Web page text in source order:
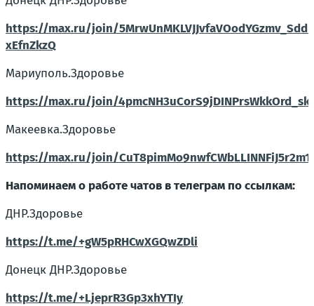
https://max.ru/join/
xEfnZkzQ
Мариуполь.Здоровье
https://max.ru/join/
Макеевка.Здоровье
https://max.ru/join/
Напоминаем о работе чатов в телеграм по ссылкам:
ДНР.Здоровье
https://t.me/+gW5pRHCwXGQwZDli
Донецк ДНР.Здоровье
https://t.me/+LjeprR3Gp3xhYTIy